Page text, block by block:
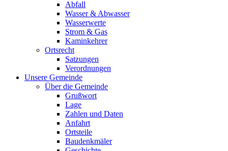
Abfall
Wasser & Abwasser
Wasserwerte
Strom & Gas
Kaminkehrer
Ortsrecht
Satzungen
Verordnungen
Unsere Gemeinde
Über die Gemeinde
Grußwort
Lage
Zahlen und Daten
Anfahrt
Ortsteile
Baudenkmäler